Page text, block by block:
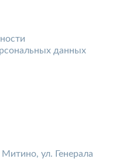
данных
ул. Генерала